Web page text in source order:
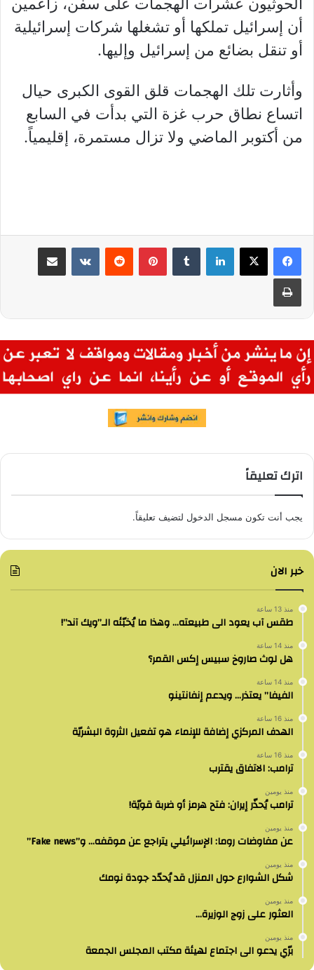
أن إسرائيل تملكها أو تشغلها شركات إسرائيلية
أو تنقل بضائع من إسرائيل وإليها.
وأثارت تلك الهجمات قلق القوى الكبرى حيال
اتساع نطاق حرب غزة التي بدأت في السابع
من أكتوبر الماضي ولا تزال مستمرة، إقليمياً.
لينكدإن بينتيريست مشاركة عبر البريد
طباعة
اترك تعليقاً
يجب أنت تكون مسجل الدخول لتضيف تعليقاً.
خبر الان
منذ 13 ساعة
طقس آب يعود الى طبيعته… وهذا ما يُخبّئه الـ”ويك آند”!
منذ 14 ساعة
هل لوث صاروخ سبيس إكس القمر؟
منذ 14 ساعة
الفيفا” يعتذر… ويدعم إنفانتينو
منذ 16 ساعة
الهدف المركزي إضافة للإنماء هو تفعيل الثروة البشريّة
منذ 16 ساعة
ترامب: الاتفاق يقترب
منذ يومين
ترامب يُحذّر إيران: فتح هرمز أو ضربة قويّة!
منذ يومين
عن مفاوضات روما: الإسرائيلي يتراجع عن موقفه… و”Fake news”
منذ يومين
شكل الشوارع حول المنزل قد يُحدّد جودة نومك
منذ يومين
العثور على زوج الوزيرة…
منذ يومين
برّي يدعو الى اجتماع لهيئة مكتب المجلس الجمعة